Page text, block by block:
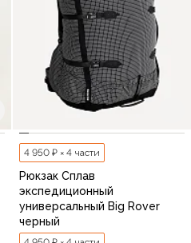
4 950 ₽ × 4 части
Рюкзак Сплав
экспедиционный
универсальный Big Rover
черный